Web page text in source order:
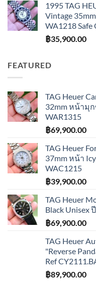
1995 TAG
Vintage
WA1218 Safe
฿35,900.00
FEATURED
TAG Heuer
32mm หน้ามุก
WAR1315
฿69,900.00
TAG Heuer
37mm หน้า
WAC1215
฿39,900.00
TAG Heuer
Black Unisex
฿69,900.00
TAG Heuer
"Reverse
Ref
฿89,900.00